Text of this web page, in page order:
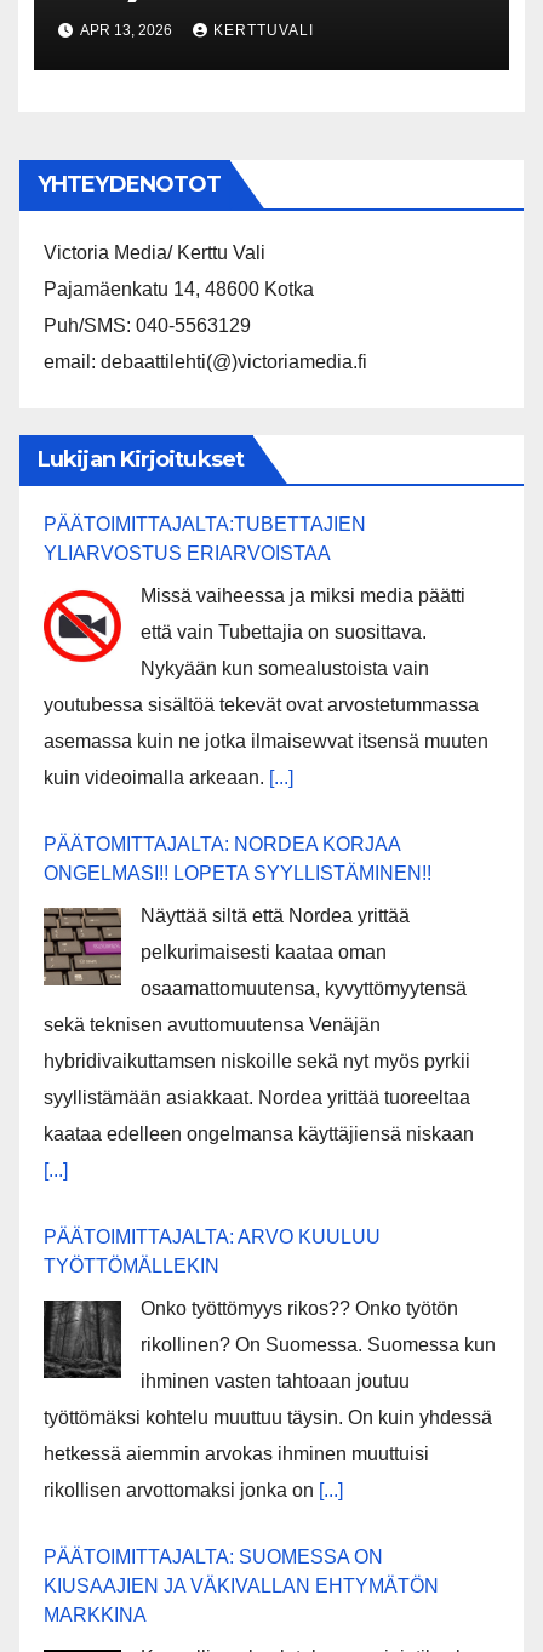
erityisneuvonantajaksi
APR 13, 2026 KERTTUVALI
YHTEYDENOTOT
Victoria Media/ Kerttu Vali
Pajamäenkatu 14, 48600 Kotka
Puh/SMS: 040-5563129
email: debaattilehti(@)victoriamedia.fi
Lukijan Kirjoitukset
PÄÄTOIMITTAJALTA:TUBETTAJIEN
YLIARVOSTUS ERIARVOISTAA
Missä vaiheessa ja miksi media päätti
että vain Tubettajia on suosittava.
Nykyään kun somealustoista vain
youtubessa sisältöä tekevät ovat arvostetummassa
asemassa kuin ne jotka ilmaisewvat itsensä muuten
kuin videoimalla arkeaan. [...]
PÄÄTOMITTAJALTA: NORDEA KORJAA
ONGELMASI!! LOPETA SYYLLISTÄMINEN!!
Näyttää siltä että Nordea yrittää
pelkurimaisesti kaataa oman
osaamattomuutensa, kyvyttömyytensä
sekä teknisen avuttomuutensa Venäjän
hybridivaikuttamsen niskoille sekä nyt myös pyrkii
syyllistämään asiakkaat. Nordea yrittää tuoreeltaa
kaataa edelleen ongelmansa käyttäjiensä niskaan
[...]
PÄÄTOIMITTAJALTA: ARVO KUULUU
TYÖTTÖMÄLLEKIN
Onko työttömyys rikos?? Onko työtön
rikollinen? On Suomessa. Suomessa kun
ihminen vasten tahtoaan joutuu
työttömäksi kohtelu muuttuu täysin. On kuin yhdessä
hetkessä aiemmin arvokas ihminen muuttuisi
rikollisen arvottomaksi jonka on [...]
PÄÄTOIMITTAJALTA: SUOMESSA ON
KIUSAAJIEN JA VÄKIVALLAN EHTYMÄTÖN
MARKKINA